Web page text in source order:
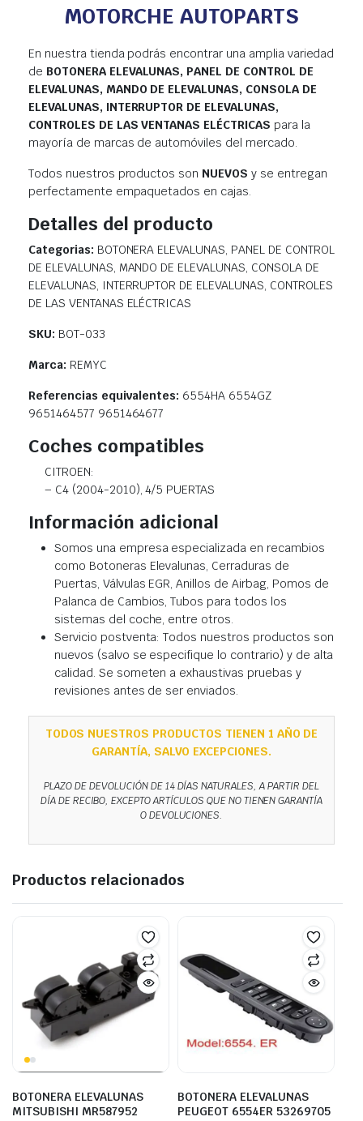
MOTORCHE AUTOPARTS
En nuestra tienda podrás encontrar una amplia variedad
de BOTONERA ELEVALUNAS, PANEL DE CONTROL DE
ELEVALUNAS, MANDO DE ELEVALUNAS, CONSOLA DE
ELEVALUNAS, INTERRUPTOR DE ELEVALUNAS,
CONTROLES DE LAS VENTANAS ELÉCTRICAS para la
mayoría de marcas de automóviles del mercado.
Todos nuestros productos son NUEVOS y se entregan
perfectamente empaquetados en cajas.
Detalles del producto
Categorias: BOTONERA ELEVALUNAS, PANEL DE CONTROL
DE ELEVALUNAS, MANDO DE ELEVALUNAS, CONSOLA DE
ELEVALUNAS, INTERRUPTOR DE ELEVALUNAS, CONTROLES
DE LAS VENTANAS ELÉCTRICAS
SKU: BOT-033
Marca: REMYC
Referencias equivalentes: 6554HA 6554GZ
9651464577 9651464677
Coches compatibles
CITROEN:
– C4 (2004-2010), 4/5 PUERTAS
Información adicional
Somos una empresa especializada en recambios
como Botoneras Elevalunas, Cerraduras de
Puertas, Válvulas EGR, Anillos de Airbag, Pomos de
Palanca de Cambios, Tubos para todos los
sistemas del coche, entre otros.
Servicio postventa: Todos nuestros productos son
nuevos (salvo se especifique lo contrario) y de alta
calidad. Se someten a exhaustivas pruebas y
revisiones antes de ser enviados.
TODOS NUESTROS PRODUCTOS TIENEN 1 AÑO DE
GARANTÍA, SALVO EXCEPCIONES.
PLAZO DE DEVOLUCIÓN DE 14 DÍAS NATURALES, A PARTIR DEL
DÍA DE RECIBO, EXCEPTO ARTÍCULOS QUE NO TIENEN GARANTÍA
O DEVOLUCIONES.
Productos relacionados
BOTONERA ELEVALUNAS
MITSUBISHI MR587952
BOTONERA ELEVALUNAS
PEUGEOT 6554ER 53269705